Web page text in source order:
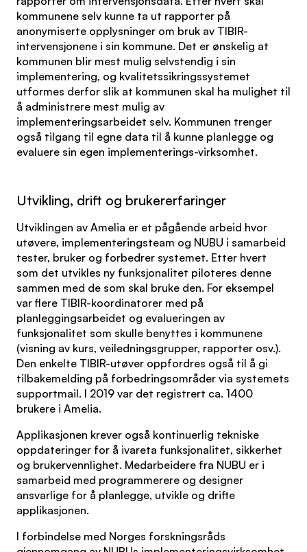
kommunene selv kunne ta ut rapporter på
anonymiserte opplysninger om bruk av TIBIR-
intervensjonene i sin kommune. Det er ønskelig at
kommunen blir mest mulig selvstendig i sin
implementering, og kvalitetssikringssystemet
utformes derfor slik at kommunen skal ha mulighet til
å administrere mest mulig av
implementeringsarbeidet selv. Kommunen trenger
også tilgang til egne data til å kunne planlegge og
evaluere sin egen implementerings-virksomhet.
Utvikling, drift og brukererfaringer
Utviklingen av Amelia er et pågående arbeid hvor
utøvere, implementeringsteam og NUBU i samarbeid
tester, bruker og forbedrer systemet. Etter hvert
som det utvikles ny funksjonalitet piloteres denne
sammen med de som skal bruke den. For eksempel
var flere TIBIR-koordinatorer med på
planleggingsarbeidet og evalueringen av
funksjonalitet som skulle benyttes i kommunene
(visning av kurs, veiledningsgrupper, rapporter osv.).
Den enkelte TIBIR-utøver oppfordres også til å gi
tilbakemelding på forbedringsområder via systemets
supportmail. I 2019 var det registrert ca. 1400
brukere i Amelia.
Applikasjonen krever også kontinuerlig tekniske
oppdateringer for å ivareta funksjonalitet, sikkerhet
og brukervennlighet. Medarbeidere fra NUBU er i
samarbeid med programmerere og designer
ansvarlige for å planlegge, utvikle og drifte
applikasjonen.
I forbindelse med Norges forskningsråds